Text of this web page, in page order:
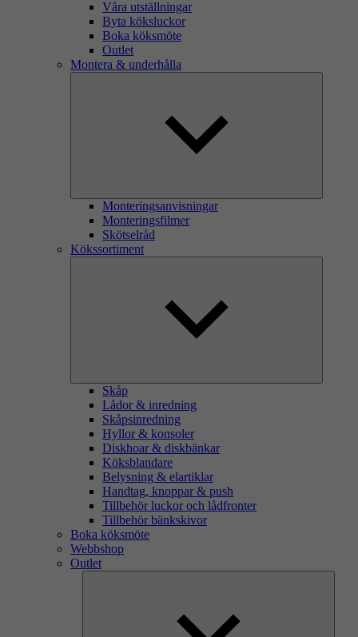
Våra utställningar
Byta köksluckor
Boka köksmöte
Outlet
Montera & underhålla
Monteringsanvisningar
Monteringsfilmer
Skötselråd
Kökssortiment
Skåp
Lådor & inredning
Skåpsinredning
Hyllor & konsoler
Diskhoar & diskbänkar
Köksblandare
Belysning & elartiklar
Handtag, knoppar & push
Tillbehör luckor och lådfronter
Tillbehör bänkskivor
Boka köksmöte
Webbshop
Outlet